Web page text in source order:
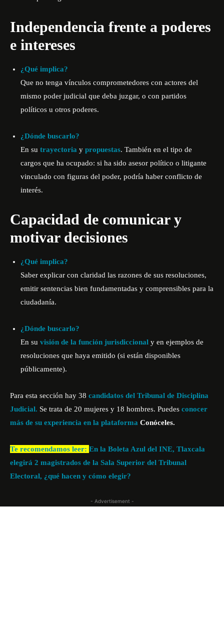
Independencia frente a poderes
e intereses
¿Qué implica?
Que no tenga vínculos comprometedores con actores del
mismo poder judicial que deba juzgar, o con partidos
políticos u otros poderes.
¿Dónde buscarlo?
En su trayectoria y propuestas. También en el tipo de
cargos que ha ocupado: si ha sido asesor político o litigante
vinculado con figuras del poder, podría haber conflicto de
interés.
Capacidad de comunicar y
motivar decisiones
¿Qué implica?
Saber explicar con claridad las razones de sus resoluciones,
emitir sentencias bien fundamentadas y comprensibles para la
ciudadanía.
¿Dónde buscarlo?
En su visión de la función jurisdiccional y en ejemplos de
resoluciones que haya emitido (si están disponibles
públicamente).
Para esta sección hay 38 candidatos del Tribunal de Disciplina
Judicial. Se trata de 20 mujeres y 18 hombres. Puedes conocer
más de su experiencia en la plataforma Conóceles.
Te recomendamos leer: En la Boleta Azul del INE, Tlaxcala
elegirá 2 magistrados de la Sala Superior del Tribunal
Electoral, ¿qué hacen y cómo elegir?
- Advertisement -